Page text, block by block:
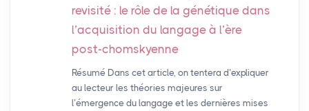
revisité : le rôle de la génétique dans
l’acquisition du langage à l’ère
post-chomskyenne
Résumé Dans cet article, on tentera d’expliquer
au lecteur les théories majeures sur
l’émergence du langage et les dernières mises